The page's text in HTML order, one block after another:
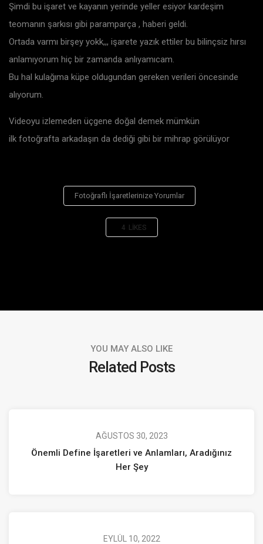
Şimdi bu işaret ve kayanın yerinde yeller esiyor kardeşim
teomanın şarkısı gibi paramparça , haberi geldi.
Ortada varmı birşey yokk,,, işarete yazık ettiler bu bilinçsiz hırsı
anlamıyorum hiç bir zamanda anlıyamıcam.
Bu hal kulağıma küpe oldugundan gereken verileri öncesinde
alıyorum.
Videoyu izlemeden üçgene doğal demek mümkün
ilk fotoğrafta arkadaşın da dediği gibi bir mihrap görülüyor
Fotoğraflı İşaretlerinize Yorumlar
4 LIKES
YOU MAY ALSO LIKE
Related Posts
AĞUSTOS 30, 2023
Önemli Define İşaretleri ve Anlamları, Aradığınız
Her Şey
EYLÜL 10, 2022